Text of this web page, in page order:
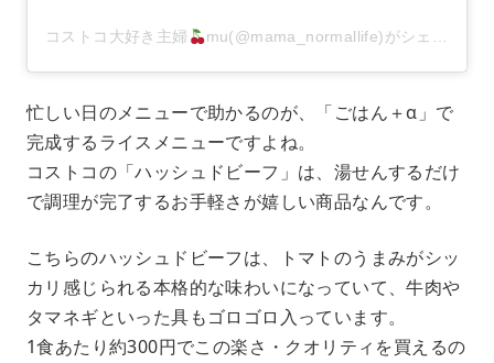
コストコ大好き主婦 mu(@mama_normallife)がシェアした投稿
忙しい日のメニューで助かるのが、「ごはん＋α」で
完成するライスメニューですよね。
コストコの「ハッシュドビーフ」は、湯せんするだけ
で調理が完了するお手軽さが嬉しい商品なんです。
こちらのハッシュドビーフは、トマトのうまみがシッ
カリ感じられる本格的な味わいになっていて、牛肉や
タマネギといった具もゴロゴロ入っています。
1食あたり約300円でこの楽さ・クオリティを買えるの